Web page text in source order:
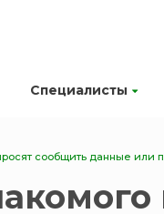
Специалисты
сообщить данные или